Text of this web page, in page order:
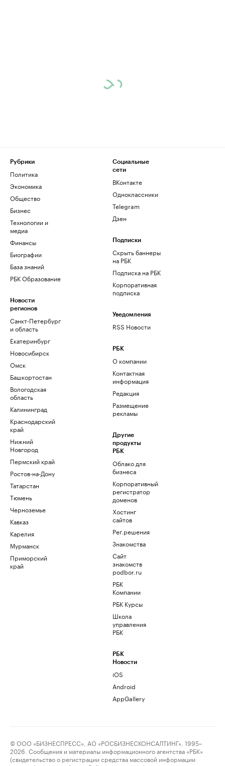
Рубрики
Политика
Экономика
Общество
Бизнес
Технологии и
медиа
Финансы
Биографии
База знаний
РБК Образование
Новости
регионов
Санкт-Петербург
и область
Екатеринбург
Новосибирск
Омск
Башкортостан
Вологодская
область
Калининград
Краснодарский
край
Нижний
Новгород
Пермский край
Ростов-на-Дону
Татарстан
Тюмень
Черноземье
Кавказ
Карелия
Мурманск
Приморский
край
Социальные
сети
ВКонтакте
Одноклассники
Telegram
Дзен
Подписки
Скрыть баннеры
на РБК
Подписка на РБК
Корпоративная
подписка
Уведомления
RSS Новости
РБК
О компании
Контактная
информация
Редакция
Размещение
рекламы
Другие
продукты
РБК
Облако для
бизнеса
Корпоративный
регистратор
доменов
Хостинг
сайтов
Рег.решения
Знакомства
Сайт
знакомств
podbor.ru
РБК
Компании
РБК Курсы
Школа
управления
РБК
РБК
Новости
iOS
Android
AppGallery
© ООО «БИЗНЕСПРЕСС», АО «РОСБИЗНЕСКОНСАЛТИНГ», 1995–
2026. Сообщения и материалы информационного агентства «РБК»
(свидетельство о регистрации средства массовой информации